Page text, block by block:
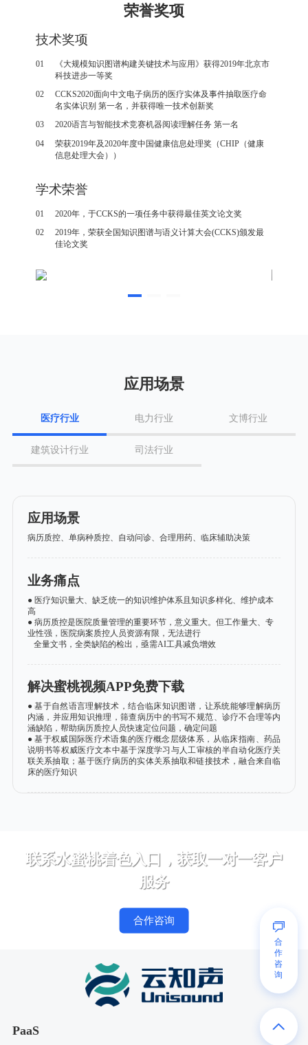
合
作
咨
询
荣誉奖项
技术奖项
01
《大规模知识图谱构建关键技术与应用》获得2019年北京市
科技进步一等奖
02
CCKS2020面向中文电子病历的医疗实体及事件抽取医疗命
名实体识别 第一名，并获得唯一技术创新奖
03
2020语言与智能技术竞赛机器阅读理解任务 第一名
04
荣获2019年及2020年度中国健康信息处理奖（CHIP（健康
信息处理大会））
学术荣誉
01
2020年，于CCKS的一项任务中获得最佳英文论文奖
02
2019年，荣获全国知识图谱与语义计算大会(CCKS)颁发最
佳论文奖
应用场景
医疗行业 电力行业 文博行业
建筑设计行业 司法行业
应用场景
病历质控、单病种质控、自动问诊、合理用药、临床辅助决策
业务痛点
● 医疗知识量大、缺乏统一的知识维护体系且知识多样化、维护成本
高
● 病历质控是医院质量管理的重要环节，意义重大。但工作量大、专
业性强，医院病案质控人员资源有限，无法进行
全量文书，全类缺陷的检出，亟需AI工具减负增效
解决蜜桃视频APP免费下载
● 基于自然语言理解技术，结合临床知识图谱，让系统能够理解病历
内涵，并应用知识推理，筛查病历中的书写不规范、诊疗不合理等内
涵缺陷，帮助病历质控人员快速定位问题，确定问题
● 基于权威国际医疗术语集的医疗概念层级体系，从临床指南、药品
说明书等权威医疗文本中基于深度学习与人工审核的半自动化医疗关
联关系抽取；基于医疗病历的实体关系抽取和链接技术，融合来自临
床的医疗知识
联系水蜜桃着色入口，获取一对一客户
服务
合作咨询
PaaS